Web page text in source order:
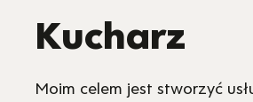
Kucharz
Moim celem jest stworzyć